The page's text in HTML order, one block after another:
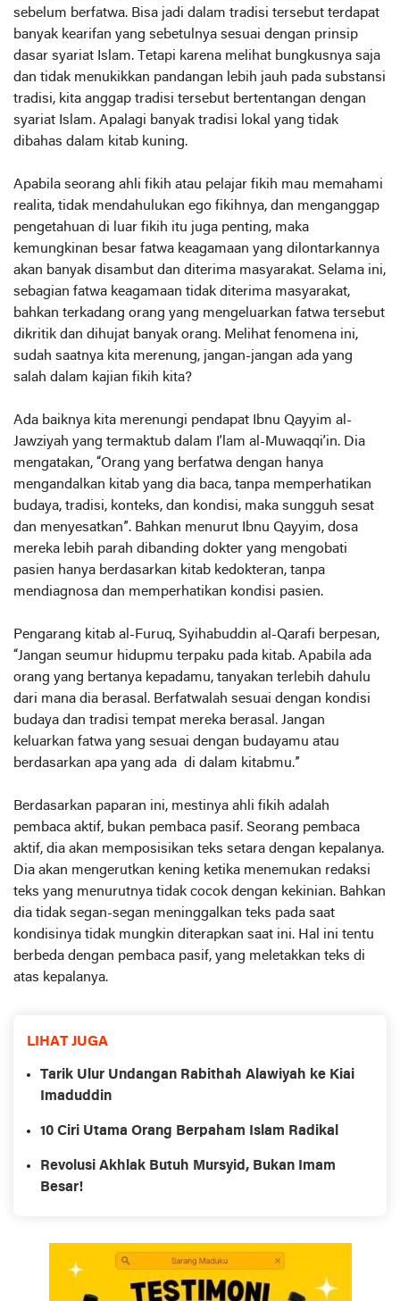
sebelum berfatwa. Bisa jadi dalam tradisi tersebut terdapat
banyak kearifan yang sebetulnya sesuai dengan prinsip
dasar syariat Islam. Tetapi karena melihat bungkusnya saja
dan tidak menukikkan pandangan lebih jauh pada substansi
tradisi, kita anggap tradisi tersebut bertentangan dengan
syariat Islam. Apalagi banyak tradisi lokal yang tidak
dibahas dalam kitab kuning.
Apabila seorang ahli fikih atau pelajar fikih mau memahami
realita, tidak mendahulukan ego fikihnya, dan menganggap
pengetahuan di luar fikih itu juga penting, maka
kemungkinan besar fatwa keagamaan yang dilontarkannya
akan banyak disambut dan diterima masyarakat. Selama ini,
sebagian fatwa keagamaan tidak diterima masyarakat,
bahkan terkadang orang yang mengeluarkan fatwa tersebut
dikritik dan dihujat banyak orang. Melihat fenomena ini,
sudah saatnya kita merenung, jangan-jangan ada yang
salah dalam kajian fikih kita?
Ada baiknya kita merenungi pendapat Ibnu Qayyim al-
Jawziyah yang termaktub dalam I’lam al-Muwaqqi’in. Dia
mengatakan, “Orang yang berfatwa dengan hanya
mengandalkan kitab yang dia baca, tanpa memperhatikan
budaya, tradisi, konteks, dan kondisi, maka sungguh sesat
dan menyesatkan”. Bahkan menurut Ibnu Qayyim, dosa
mereka lebih parah dibanding dokter yang mengobati
pasien hanya berdasarkan kitab kedokteran, tanpa
mendiagnosa dan memperhatikan kondisi pasien.
Pengarang kitab al-Furuq, Syihabuddin al-Qarafi berpesan,
“Jangan seumur hidupmu terpaku pada kitab. Apabila ada
orang yang bertanya kepadamu, tanyakan terlebih dahulu
dari mana dia berasal. Berfatwalah sesuai dengan kondisi
budaya dan tradisi tempat mereka berasal. Jangan
keluarkan fatwa yang sesuai dengan budayamu atau
berdasarkan apa yang ada di dalam kitabmu.”
Berdasarkan paparan ini, mestinya ahli fikih adalah
pembaca aktif, bukan pembaca pasif. Seorang pembaca
aktif, dia akan memposisikan teks setara dengan kepalanya.
Dia akan mengerutkan kening ketika menemukan redaksi
teks yang menurutnya tidak cocok dengan kekinian. Bahkan
dia tidak segan-segan meninggalkan teks pada saat
kondisinya tidak mungkin diterapkan saat ini. Hal ini tentu
berbeda dengan pembaca pasif, yang meletakkan teks di
atas kepalanya.
LIHAT JUGA
Tarik Ulur Undangan Rabithah Alawiyah ke Kiai
Imaduddin
10 Ciri Utama Orang Berpaham Islam Radikal
Revolusi Akhlak Butuh Mursyid, Bukan Imam
Besar!